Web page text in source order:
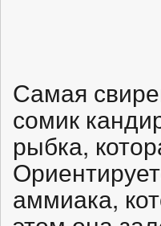
Самая
сомик
рыбка,
аммиака,